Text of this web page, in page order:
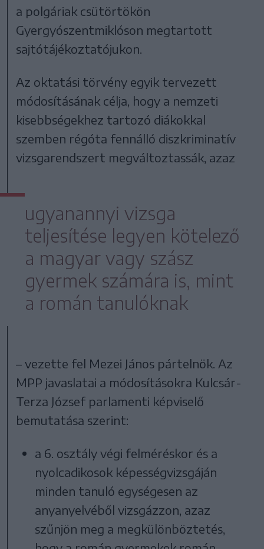
a polgáriak csütörtökön
Gyergyószentmiklóson megtartott
sajtótájékoztatójukon.
Az oktatási törvény egyik tervezett
módosításának célja, hogy a nemzeti
kisebbségekhez tartozó diákokkal
szemben régóta fennálló diszkriminatív
vizsgarendszert megváltoztassák, azaz
ugyanannyi vizsga
teljesítése legyen kötelező
a magyar vagy szász
gyermek számára is, mint
a román tanulóknak
– vezette fel Mezei János pártelnök. Az
MPP javaslatai a módosításokra Kulcsár-
Terza József parlamenti képviselő
bemutatása szerint:
a 6. osztály végi felméréskor és a
nyolcadikosok képességvizsgáján
minden tanuló egységesen az
anyanyelvéből vizsgázzon, azaz
szűnjön meg a megkülönböztetés,